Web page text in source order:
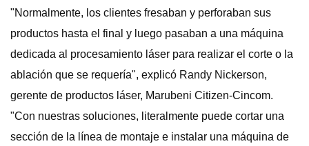
"Normalmente, los clientes fresaban y perforaban sus
productos hasta el final y luego pasaban a una máquina
dedicada al procesamiento láser para realizar el corte o la
ablación que se requería", explicó Randy Nickerson,
gerente de productos láser, Marubeni Citizen-Cincom.
"Con nuestras soluciones, literalmente puede cortar una
sección de la línea de montaje e instalar una máquina de